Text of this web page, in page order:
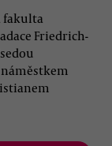
fakulta
Friedrich-